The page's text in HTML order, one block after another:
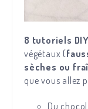
8 tutoriels DIY
végétaux (
sèches ou
que vous allez
Du